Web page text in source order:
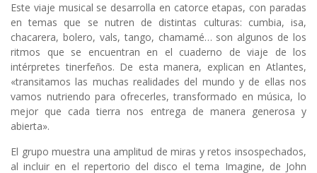
Este viaje musical se desarrolla en catorce etapas, con paradas
en temas que se nutren de distintas culturas: cumbia, isa,
chacarera, bolero, vals, tango, chamamé… son algunos de los
ritmos que se encuentran en el cuaderno de viaje de los
intérpretes tinerfeños. De esta manera, explican en Atlantes,
«transitamos las muchas realidades del mundo y de ellas nos
vamos nutriendo para ofrecerles, transformado en música, lo
mejor que cada tierra nos entrega de manera generosa y
abierta».
El grupo muestra una amplitud de miras y retos insospechados,
al incluir en el repertorio del disco el tema Imagine, de John